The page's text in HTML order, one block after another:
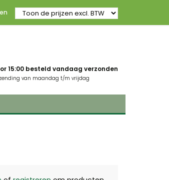
15:00 besteld vandaag verzonden
van maandag t/m vrijdag